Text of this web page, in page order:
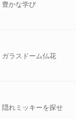
豊かな学び
ガラスドーム仏花
隠れミッキーを探せ